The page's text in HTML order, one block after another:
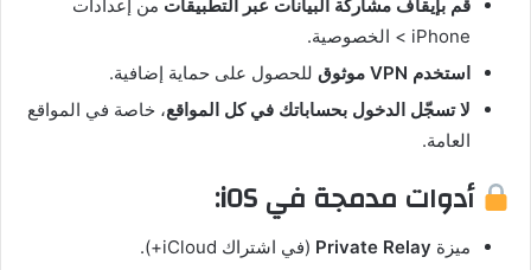
قم بإيقاف مشاركة البيانات عبر التطبيقات من إعدادات
iPhone > الخصوصية.
استخدم VPN موثوق
للحصول على حماية إضافية.
لا تسجّل الدخول بحساباتك في كل المواقع، خاصة في المواقع
العامة.
أدوات مدمجة في iOS:
ميزة Private Relay (في اشتراك iCloud+).